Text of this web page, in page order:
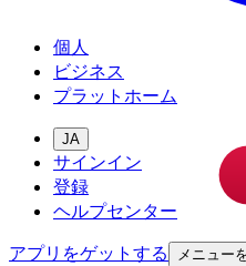
個人
ビジネス
プラットホーム
JA
サインイン
登録
ヘルプセンター
アプリをゲットする
メニュー